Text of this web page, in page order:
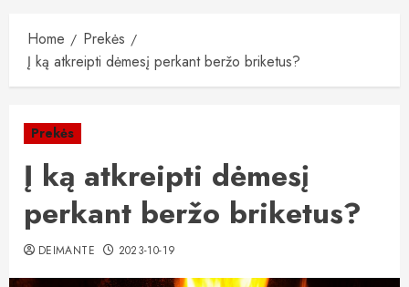
Home
Prekės
Į ką atkreipti dėmesį perkant beržo briketus?
Prekės
Į ką atkreipti dėmesį
perkant beržo briketus?
DEIMANTE 2023-10-19